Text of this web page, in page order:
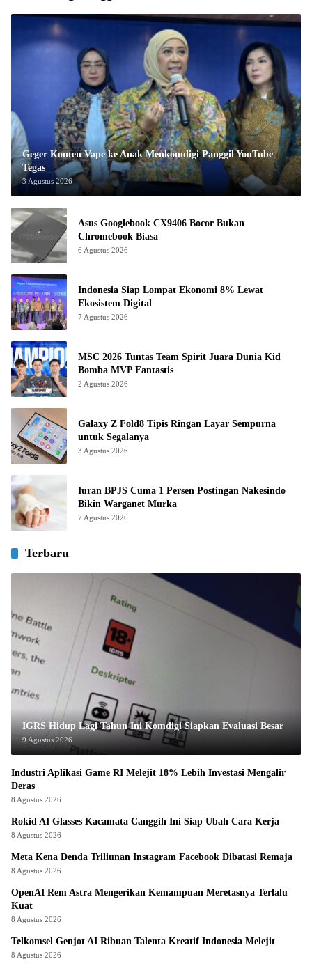
Geger Konten Vape ke Anak Menkomdigi Panggil YouTube
Tegas
3 Agustus 2026
Asus Googlebook CX9406 Bocor Bukan
Chromebook Biasa
6 Agustus 2026
Indonesia Siap Lompat Ekonomi 8% Lewat
Ekosistem Digital
7 Agustus 2026
MSC 2026 Tuntas Team Spirit Juara Dunia Kid
Bomba MVP Fantastis
2 Agustus 2026
Galaxy Z Fold8 Tipis Ringan Layar Sempurna
untuk Segalanya
3 Agustus 2026
Iuran BPJS Cuma 1 Persen Postingan Nakesindo
Bikin Warganet Murka
7 Agustus 2026
Terbaru
IGRS Hidup Lagi Tahun Ini Komdigi Siapkan Evaluasi Besar
9 Agustus 2026
Industri Aplikasi Game RI Melejit 18% Lebih Investasi Mengalir
Deras
8 Agustus 2026
Rokid AI Glasses Kacamata Canggih Ini Siap Ubah Cara Kerja
8 Agustus 2026
Meta Kena Denda Triliunan Instagram Facebook Dibatasi Remaja
8 Agustus 2026
OpenAI Rem Astra Mengerikan Kemampuan Meretasnya Terlalu
Kuat
8 Agustus 2026
Telkomsel Genjot AI Ribuan Talenta Kreatif Indonesia Melejit
8 Agustus 2026